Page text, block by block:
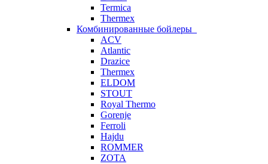
Termica
Thermex
Комбинированные бойлеры
ACV
Atlantic
Drazice
Thermex
ELDOM
STOUT
Royal Thermo
Gorenje
Ferroli
Hajdu
ROMMER
ZOTA